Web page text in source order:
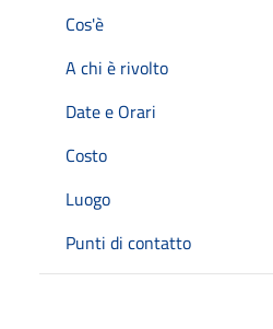
Cos'è
A chi è rivolto
Date e Orari
Costo
Luogo
Punti di contatto